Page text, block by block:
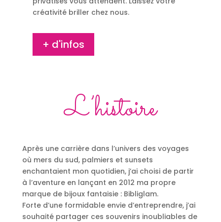
créativité briller chez nous.
+ d'infos
L’histoire
Après une carrière dans l’univers des voyages
où mers du sud, palmiers et sunsets
enchantaient mon quotidien, j’ai choisi de partir
à l’aventure en lançant en 2012 ma propre
marque de bijoux fantaisie : Bibliglam.
Forte d’une formidable envie d’entreprendre, j’ai
souhaité partager ces souvenirs inoubliables de